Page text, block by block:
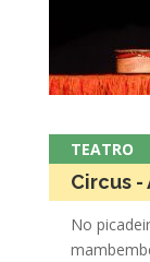
TEATRO
Circus -
No